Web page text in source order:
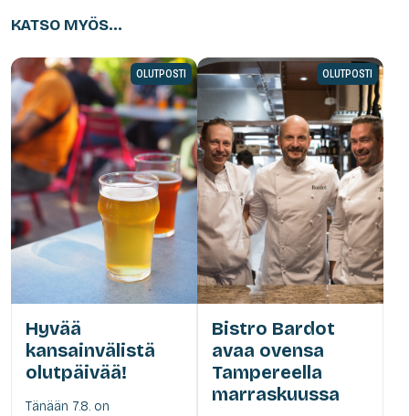
KATSO MYÖS...
OLUTPOSTI
Hyvää
kansainvälistä
olutpäivää!
Tänään 7.8. on
OLUTPOSTI
Bistro Bardot
avaa ovensa
Tampereella
marraskuussa